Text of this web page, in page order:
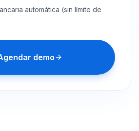
automática (sin límite de
demo